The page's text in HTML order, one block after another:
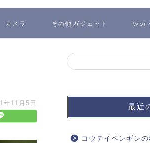
カメラ その他ガジェット
年11月5日 最近
コウテイペンギン